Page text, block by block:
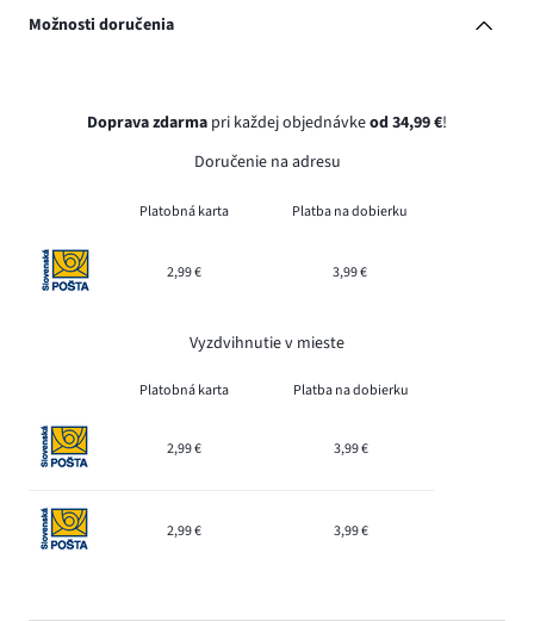
Možnosti doručenia
Doprava zdarma pri každej objednávkeod 34,99 €!
Doručenie na adresu
Platobná karta Platba na dobierku
2,99 € 3,99 €
Vyzdvihnutie v mieste
Platobná karta Platba na dobierku
2,99 € 3,99 €
2,99 € 3,99 €